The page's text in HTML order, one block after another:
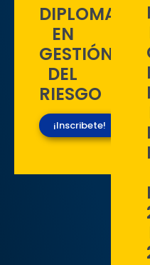
EN
GESTIÓN
DEL
RIESGO
¡Inscribete!